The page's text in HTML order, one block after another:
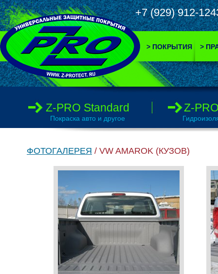
+7 (929) 912-
> ПОКРЫТИЯ >
Z-PRO Standard
Покраска авто и другое
Z-
ФОТОГАЛЕРЕЯ / VW AMAROK (КУЗОВ)